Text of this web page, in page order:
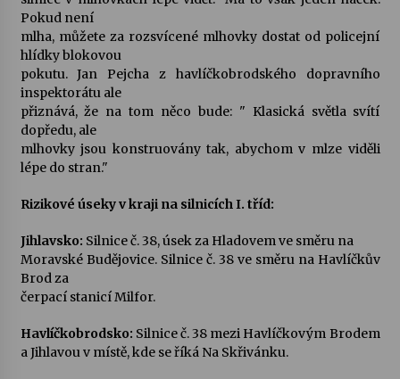
Pokud není
mlha, můžete za rozsvícené mlhovky dostat od policejní
hlídky blokovou
pokutu. Jan Pejcha z havlíčkobrodského dopravního
inspektorátu ale
přiznává, že na tom něco bude: " Klasická světla svítí
dopředu, ale
mlhovky jsou konstruovány tak, abychom v mlze viděli
lépe do stran."
Rizikové úseky v kraji na silnicích I. tříd:
Jihlavsko: Silnice č. 38, úsek za Hladovem ve směru na
Moravské Budějovice. Silnice č. 38 ve směru na Havlíčkův
Brod za
čerpací stanicí Milfor.
Havlíčkobrodsko: Silnice č. 38 mezi Havlíčkovým Brodem
a Jihlavou v místě, kde se říká Na Skřivánku.